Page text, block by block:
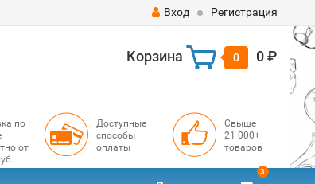
Вход Регистрация
Корзина 0 0 ₽
по
от
Доступные
способы
оплаты
Свыше
21 000+
товаров
3